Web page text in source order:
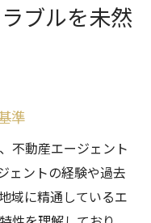
ブルを未然
準
不動産エージェント
ェントの経験や過去
域に精通しているエ